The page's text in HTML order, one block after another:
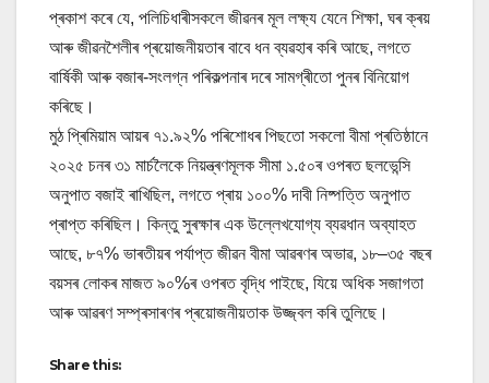
প্ৰকাশ কৰে যে, পলিচিধাৰীসকলে জীৱনৰ মূল লক্ষ্য যেনে শিক্ষা, ঘৰ ক্ৰয়
আৰু জীৱনশৈলীৰ প্ৰয়োজনীয়তাৰ বাবে ধন ব্যৱহাৰ কৰি আছে, লগতে
বাৰ্ষিকী আৰু বজাৰ-সংলগ্ন পৰিকল্পনাৰ দৰে সামগ্ৰীতো পুনৰ বিনিয়োগ
কৰিছে।
মুঠ প্ৰিমিয়াম আয়ৰ ৭১.৯২% পৰিশোধৰ পিছতো সকলো বীমা প্ৰতিষ্ঠানে
২০২৫ চনৰ ৩১ মাৰ্চলৈকে নিয়ন্ত্ৰণমূলক সীমা ১.৫০ৰ ওপৰত ছলভেন্সি
অনুপাত বজাই ৰাখিছিল, লগতে প্ৰায় ১০০% দাবী নিষ্পত্তি অনুপাত
প্ৰাপ্ত কৰিছিল। কিন্তু সুৰক্ষাৰ এক উল্লেখযোগ্য ব্যৱধান অব্যাহত
আছে, ৮৭% ভাৰতীয়ৰ পৰ্যাপ্ত জীৱন বীমা আৱৰণৰ অভাৱ, ১৮–৩৫ বছৰ
বয়সৰ লোকৰ মাজত ৯০%ৰ ওপৰত বৃদ্ধি পাইছে, যিয়ে অধিক সজাগতা
আৰু আৱৰণ সম্প্ৰসাৰণৰ প্ৰয়োজনীয়তাক উজ্জ্বল কৰি তুলিছে।
Share this: